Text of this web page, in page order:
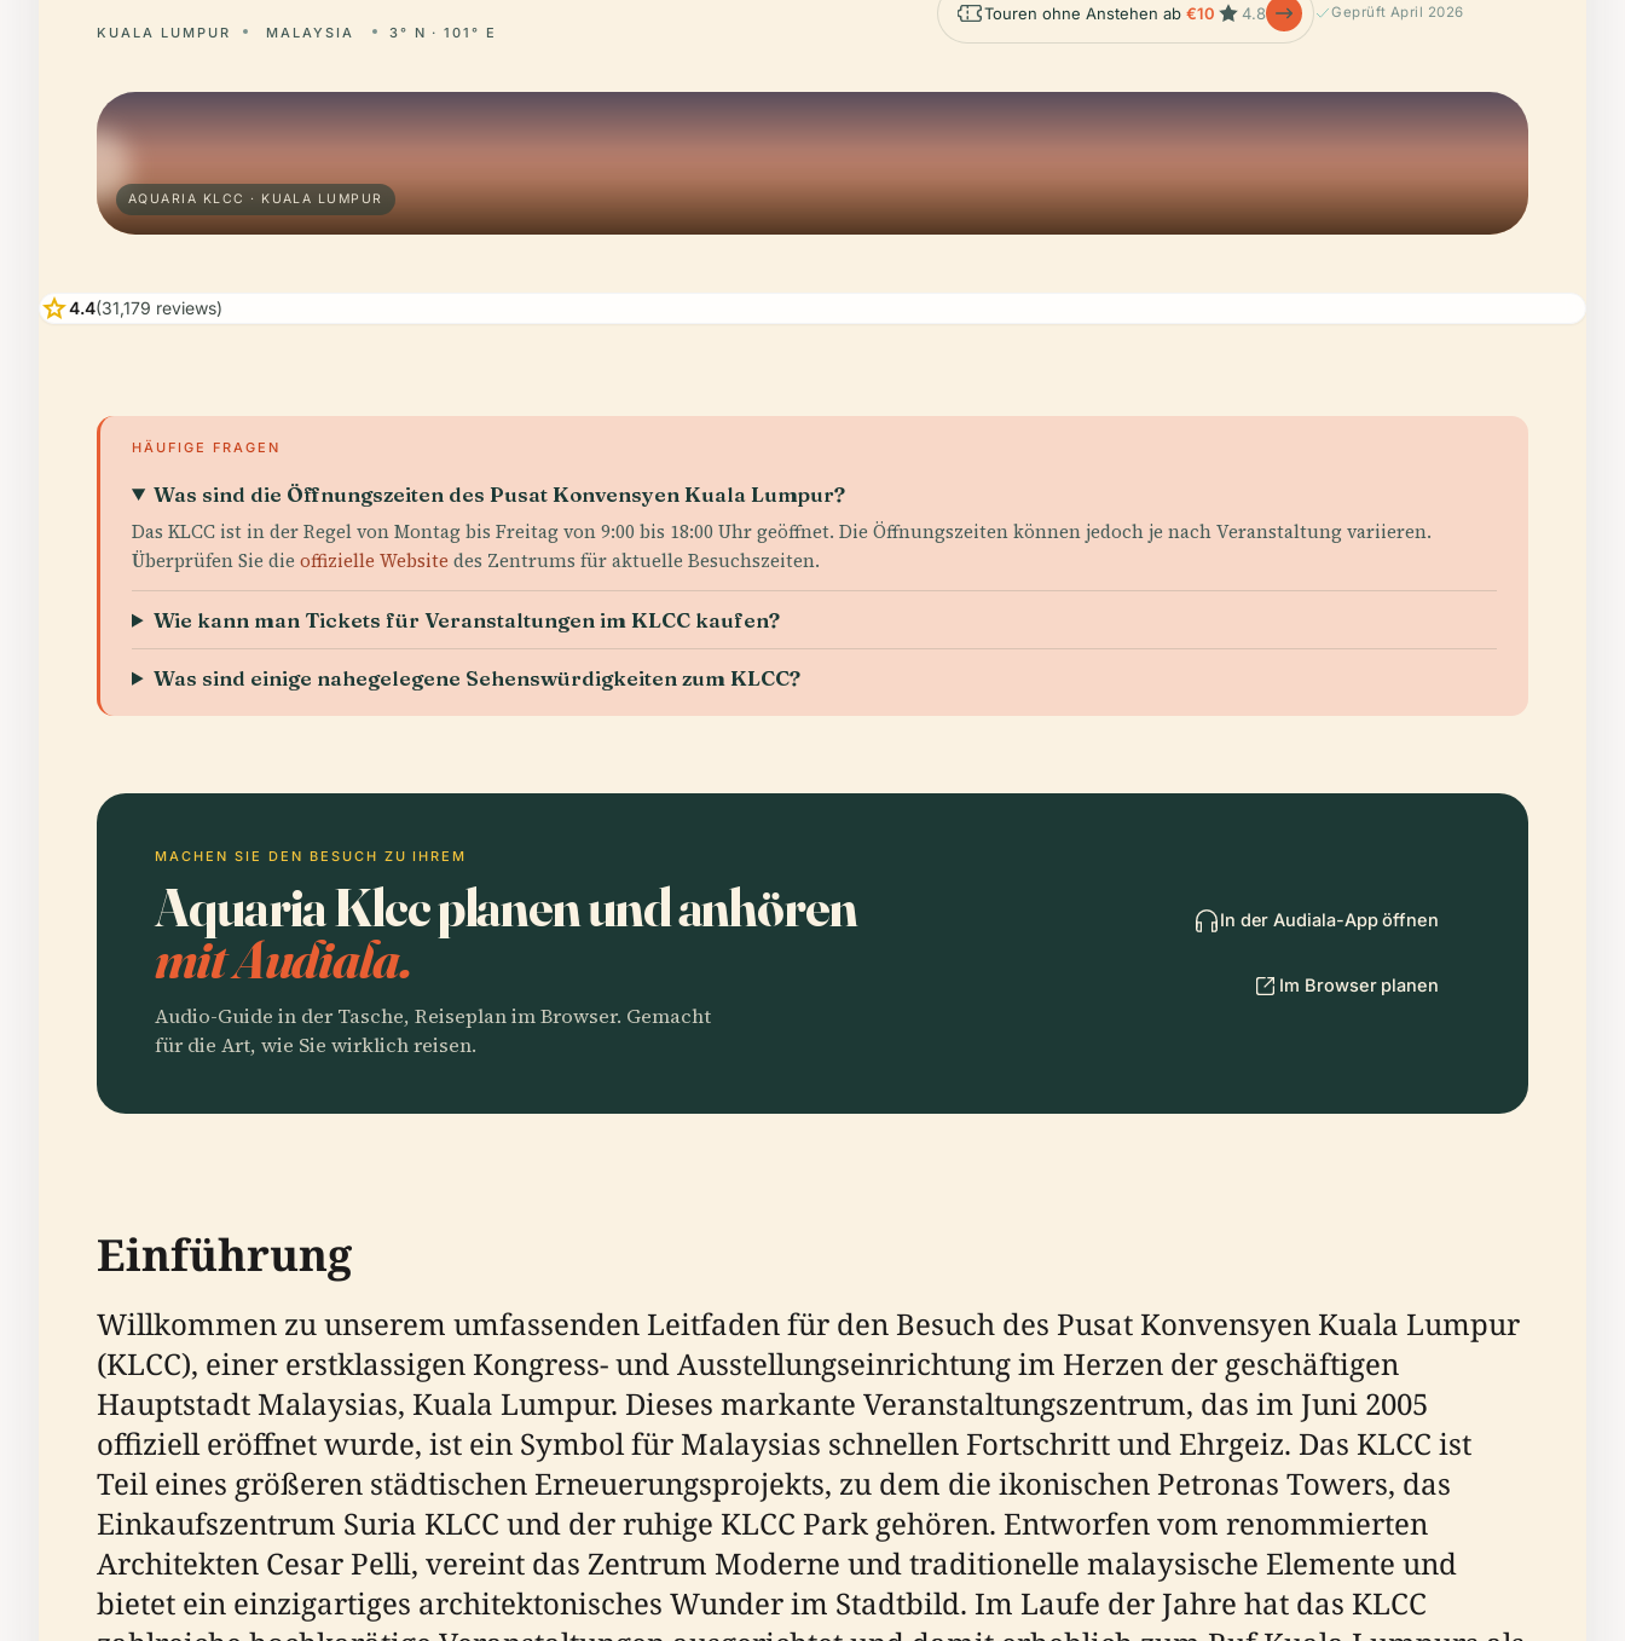
KUALA LUMPUR MALAYSIA 3° N · 101° E
Touren ohne Anstehen ab€10 4.8 Geprüft April 2026
AQUARIA KLCC · KUALA LUMPUR
star4.4(31,179 reviews)
HÄUFIGE FRAGEN
Was sind die Öffnungszeiten des Pusat Konvensyen Kuala Lumpur?
Das KLCC ist in der Regel von Montag bis Freitag von 9:00 bis 18:00 Uhr geöffnet. Die Öffnungszeiten können jedoch je nach Veranstaltung variieren.
Überprüfen Sie die offizielle Website des Zentrums für aktuelle Besuchszeiten.
Wie kann man Tickets für Veranstaltungen im KLCC kaufen?
Was sind einige nahegelegene Sehenswürdigkeiten zum KLCC?
MACHEN SIE DEN BESUCH ZU IHREM
Aquaria Klcc planen und anhören
mit Audiala.
Audio-Guide in der Tasche, Reiseplan im Browser. Gemacht
für die Art, wie Sie wirklich reisen.
In der Audiala-App öffnen
Im Browser planen
Einführung
Willkommen zu unserem umfassenden Leitfaden für den Besuch des Pusat Konvensyen Kuala Lumpur
(KLCC), einer erstklassigen Kongress- und Ausstellungseinrichtung im Herzen der geschäftigen
Hauptstadt Malaysias, Kuala Lumpur. Dieses markante Veranstaltungszentrum, das im Juni 2005
offiziell eröffnet wurde, ist ein Symbol für Malaysias schnellen Fortschritt und Ehrgeiz. Das KLCC ist
Teil eines größeren städtischen Erneuerungsprojekts, zu dem die ikonischen Petronas Towers, das
Einkaufszentrum Suria KLCC und der ruhige KLCC Park gehören. Entworfen vom renommierten
Architekten Cesar Pelli, vereint das Zentrum Moderne und traditionelle malaysische Elemente und
bietet ein einzigartiges architektonisches Wunder im Stadtbild. Im Laufe der Jahre hat das KLCC